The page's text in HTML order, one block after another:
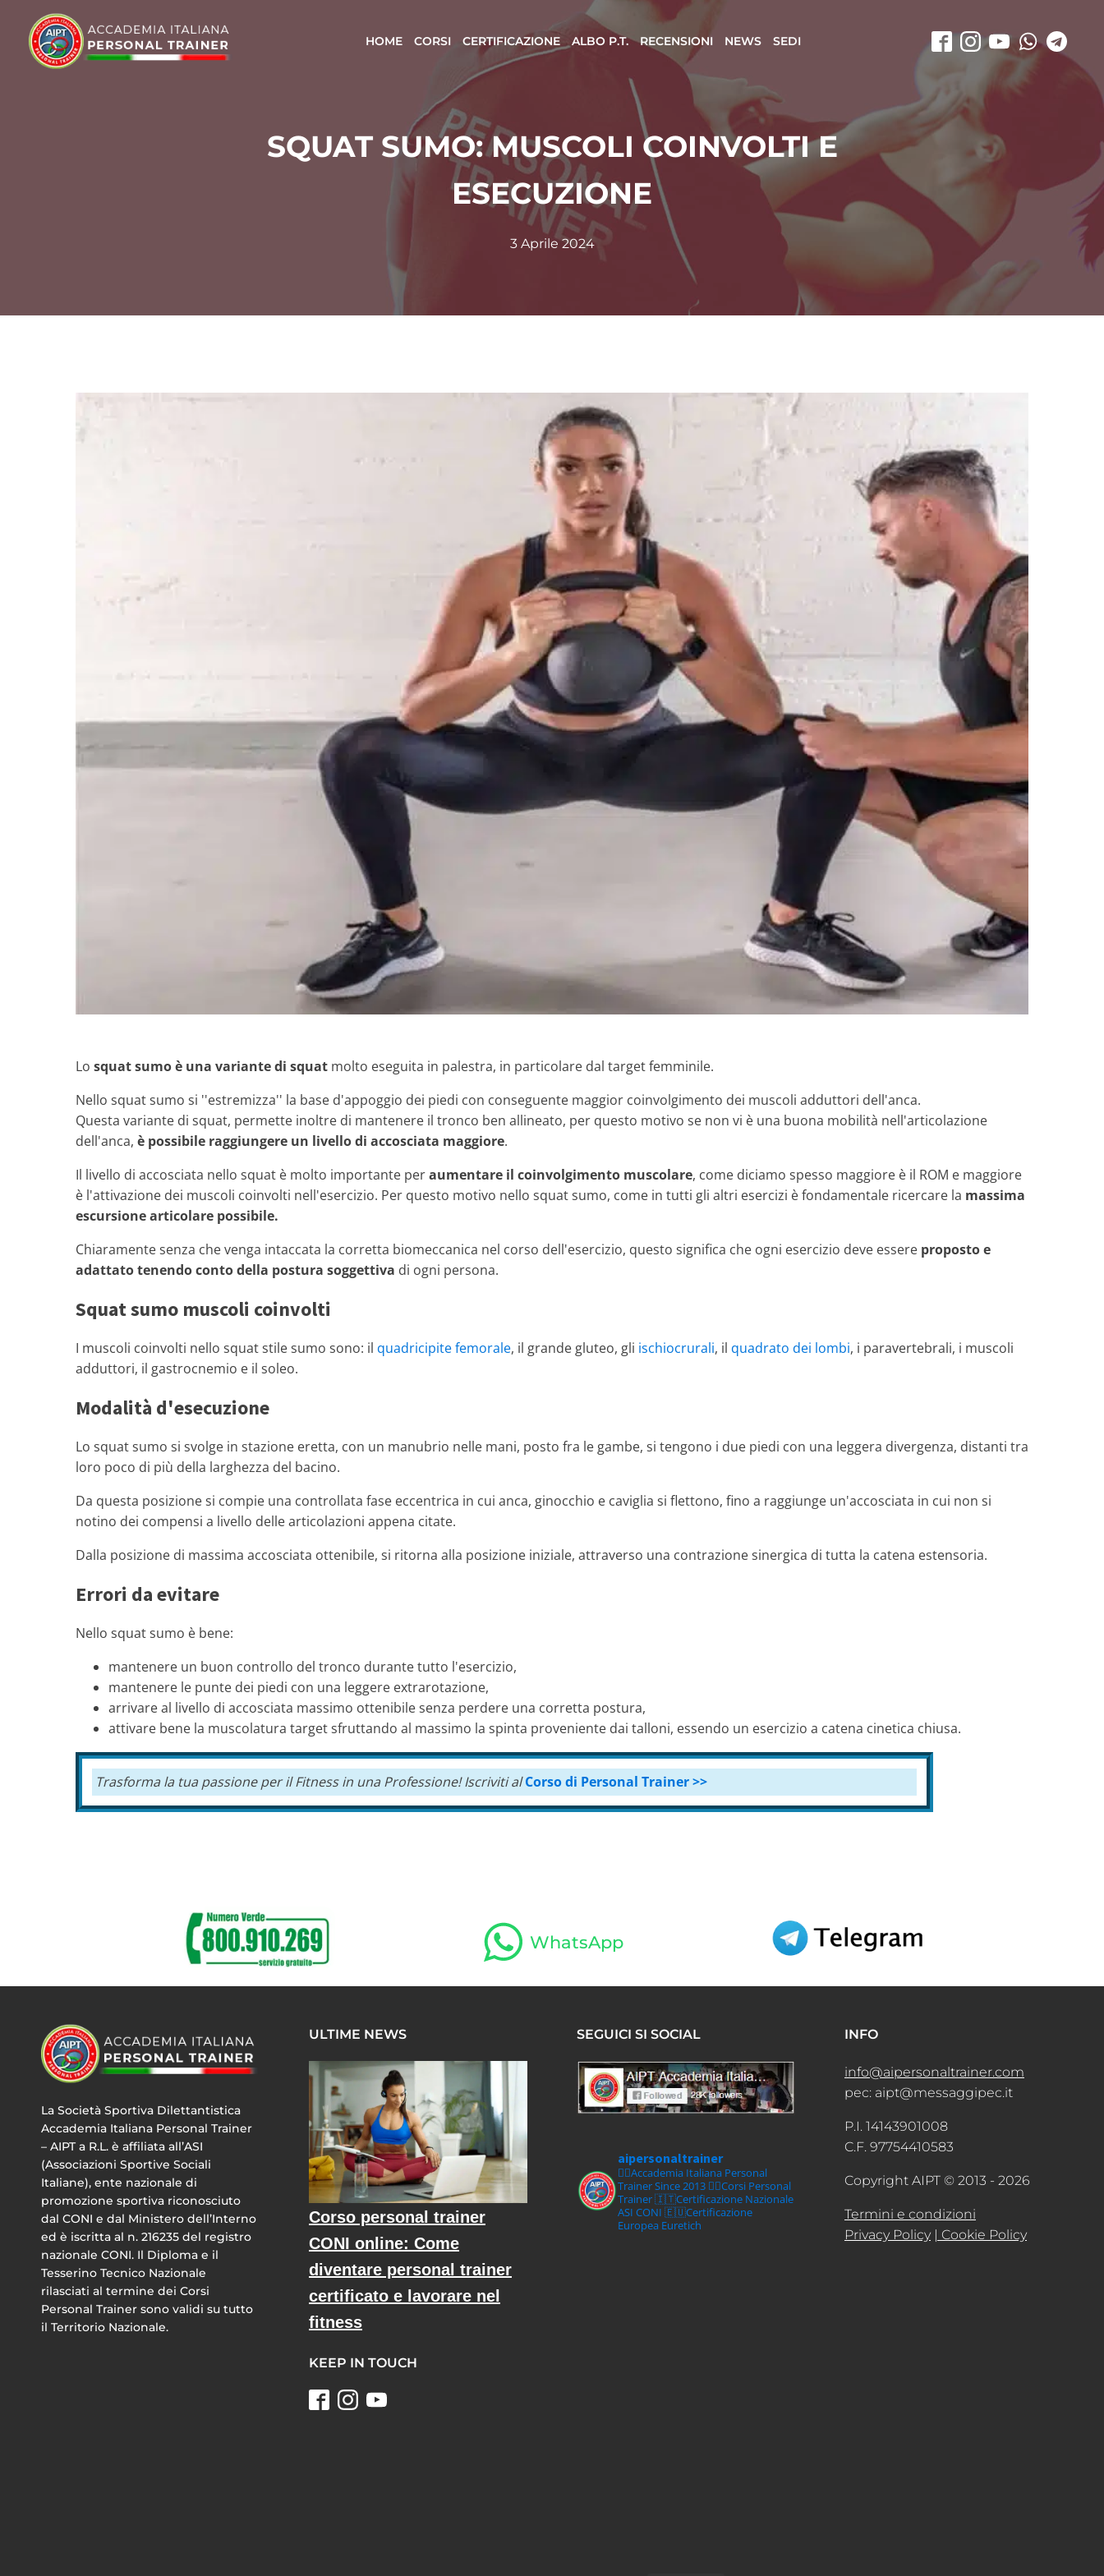
HOME CORSI CERTIFICAZIONE ALBO P.T. RECENSIONI NEWS SEDI
SQUAT SUMO: MUSCOLI COINVOLTI E
ESECUZIONE
3 Aprile 2024
Lo squat sumo è una variante di squat molto eseguita in palestra, in particolare dal target femminile.
Nello squat sumo si ''estremizza'' la base d'appoggio dei piedi con conseguente maggior coinvolgimento dei muscoli adduttori dell'anca.
Questa variante di squat, permette inoltre di mantenere il tronco ben allineato, per questo motivo se non vi è una buona mobilità nell'articolazione
dell'anca, è possibile raggiungere un livello di accosciata maggiore.
Il livello di accosciata nello squat è molto importante peraumentare il coinvolgimento muscolare, come diciamo spesso maggiore è il ROM e maggiore
è l'attivazione dei muscoli coinvolti nell'esercizio. Per questo motivo nello squat sumo, come in tutti gli altri esercizi è fondamentale ricercare la massima
escursione articolare possibile.
Chiaramente senza che venga intaccata la corretta biomeccanica nel corso dell'esercizio, questo significa che ogni esercizio deve essere proposto e
adattato tenendo conto della postura soggettiva di ogni persona.
Squat sumo muscoli coinvolti
I muscoli coinvolti nello squat stile sumo sono: il quadricipite femorale, il grande gluteo, gli ischiocrurali, il quadrato dei lombi, i paravertebrali, i muscoli
adduttori, il gastrocnemio e il soleo.
Modalità d'esecuzione
Lo squat sumo si svolge in stazione eretta, con un manubrio nelle mani, posto fra le gambe, si tengono i due piedi con una leggera divergenza, distanti tra
loro poco di più della larghezza del bacino.
Da questa posizione si compie una controllata fase eccentrica in cui anca, ginocchio e caviglia si flettono, fino a raggiunge un'accosciata in cui non si
notino dei compensi a livello delle articolazioni appena citate.
Dalla posizione di massima accosciata ottenibile, si ritorna alla posizione iniziale, attraverso una contrazione sinergica di tutta la catena estensoria.
Errori da evitare
Nello squat sumo è bene:
mantenere un buon controllo del tronco durante tutto l'esercizio,
mantenere le punte dei piedi con una leggere extrarotazione,
arrivare al livello di accosciata massimo ottenibile senza perdere una corretta postura,
attivare bene la muscolatura target sfruttando al massimo la spinta proveniente dai talloni, essendo un esercizio a catena cinetica chiusa.
Trasforma la tua passione per ilFitnessin una Professione! Iscriviti al Corso di Personal Trainer >>
WhatsApp
La Società Sportiva Dilettantistica
Accademia Italiana Personal Trainer
– AIPT a R.L. è affiliata all’ASI
(Associazioni Sportive Sociali
Italiane), ente nazionale di
promozione sportiva riconosciuto
dal CONI e dal Ministero dell’Interno
ed è iscritta al n. 216235 del registro
nazionale CONI. Il Diploma e il
Tesserino Tecnico Nazionale
rilasciati al termine dei Corsi
Personal Trainer sono validi su tutto
il Territorio Nazionale.
ULTIME NEWS
Corso personal trainer
CONI online: Come
diventare personal trainer
certificato e lavorare nel
fitness
KEEP IN TOUCH
SEGUICI SI SOCIAL
aipersonaltrainer
🏋‍♀️Accademia Italiana Personal
Trainer Since 2013 🏋‍♂️Corsi Personal
Trainer🇮🇹Certificazione Nazionale
ASI CONI 🇪🇺Certificazione
Europea Euretich
INFO
info@aipersonaltrainer.com
pec: aipt@messaggipec.it
P.I. 14143901008
C.F. 97754410583
Copyright AIPT © 2013 - 2026
Termini e condizioni
Privacy Policy | Cookie Policy